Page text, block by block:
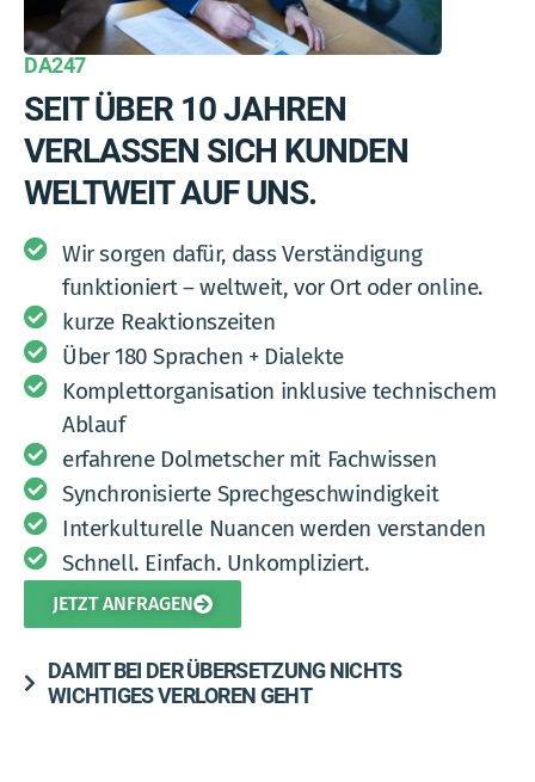
DA247
SEIT ÜBER 10 JAHREN
VERLASSEN SICH KUNDEN
WELTWEIT AUF UNS.
Wir sorgen dafür, dass Verständigung
funktioniert – weltweit, vor Ort oder online.
kurze Reaktionszeiten
Über 180 Sprachen + Dialekte
Komplettorganisation inklusive technischem
Ablauf
erfahrene Dolmetscher mit Fachwissen
Synchronisierte Sprechgeschwindigkeit
Interkulturelle Nuancen werden verstanden
Schnell. Einfach. Unkompliziert.
JETZT ANFRAGEN
DAMIT BEI DER ÜBERSETZUNG NICHTS
WICHTIGES VERLOREN GEHT